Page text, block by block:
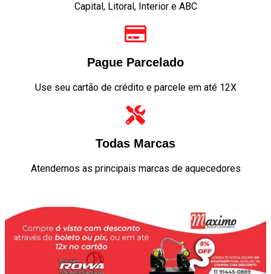
Capital, Litoral, Interior e ABC
Pague Parcelado
Use seu cartão de crédito e parcele em até 12X
Todas Marcas
Atendemos as principais marcas de aquecedores